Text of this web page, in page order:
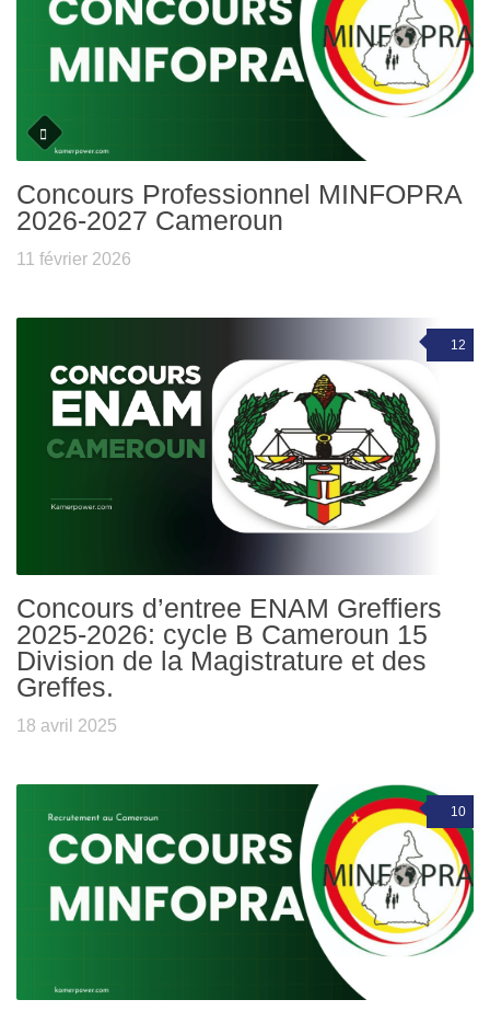
Concours Professionnel MINFOPRA
2026-2027 Cameroun
11 février 2026
12
Concours d’entree ENAM Greffiers
2025-2026: cycle B Cameroun 15
Division de la Magistrature et des
Greffes.
18 avril 2025
10